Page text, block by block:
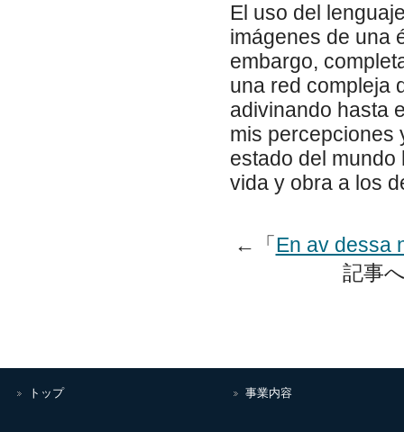
El uso del
imágenes de una
embargo,
una red compleja
adivinando hasta
mis percepciones
estado del
vida y obra a los
←「En av dessa
記事
トップ 事業内容